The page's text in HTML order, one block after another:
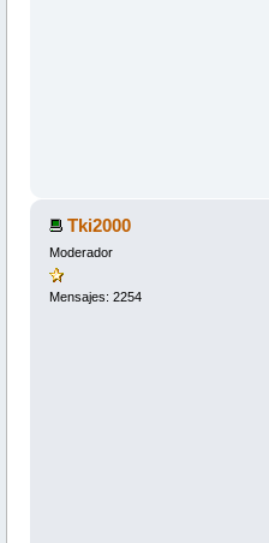
Tki2000
Moderador
Mensajes: 2254